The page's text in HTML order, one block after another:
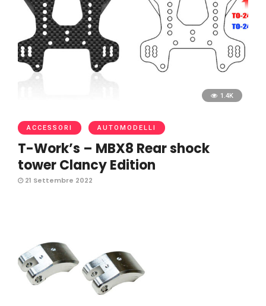
1.4K
ACCESSORI AUTOMODELLI
T-Work’s – MBX8 Rear shock
tower Clancy Edition
21 Settembre 2022